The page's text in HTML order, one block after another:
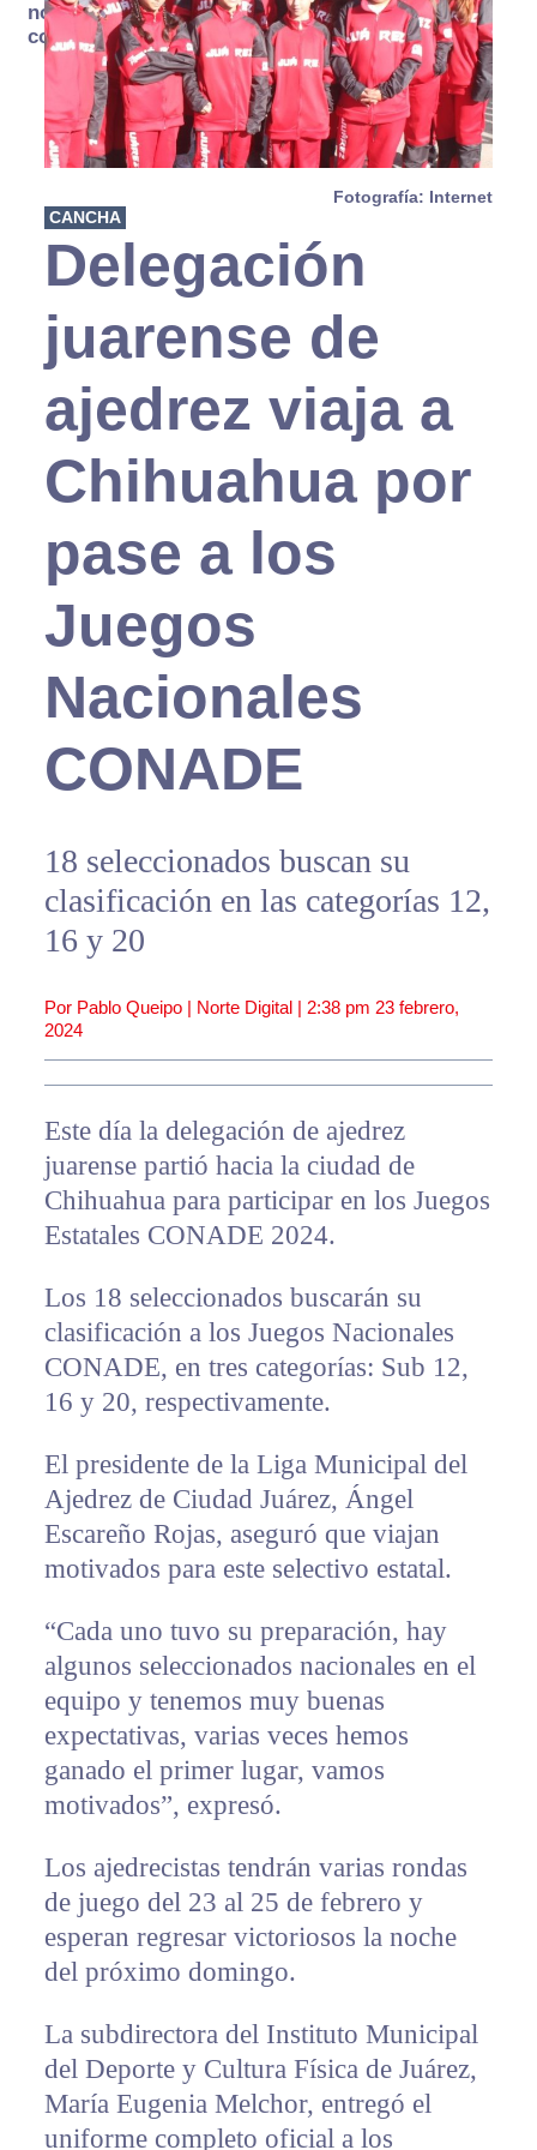
no se
consume
Fotografía: Internet
CANCHA
Delegación
juarense de
ajedrez viaja a
Chihuahua por
pase a los
Juegos
Nacionales
CONADE
18 seleccionados buscan su
clasificación en las categorías 12,
16 y 20
Por Pablo Queipo | Norte Digital | 2:38 pm 23 febrero,
2024
Este día la delegación de ajedrez
juarense partió hacia la ciudad de
Chihuahua para participar en los Juegos
Estatales CONADE 2024.
Los 18 seleccionados buscarán su
clasificación a los Juegos Nacionales
CONADE, en tres categorías: Sub 12,
16 y 20, respectivamente.
El presidente de la Liga Municipal del
Ajedrez de Ciudad Juárez, Ángel
Escareño Rojas, aseguró que viajan
motivados para este selectivo estatal.
“Cada uno tuvo su preparación, hay
algunos seleccionados nacionales en el
equipo y tenemos muy buenas
expectativas, varias veces hemos
ganado el primer lugar, vamos
motivados”, expresó.
Los ajedrecistas tendrán varias rondas
de juego del 23 al 25 de febrero y
esperan regresar victoriosos la noche
del próximo domingo.
La subdirectora del Instituto Municipal
del Deporte y Cultura Física de Juárez,
María Eugenia Melchor, entregó el
uniforme completo oficial a los